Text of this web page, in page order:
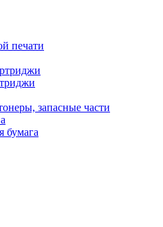
печати
запасные части
бумага